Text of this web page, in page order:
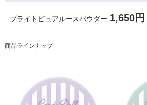
ブライトピュアルースパウダー 1,650円
商品ラインナップ